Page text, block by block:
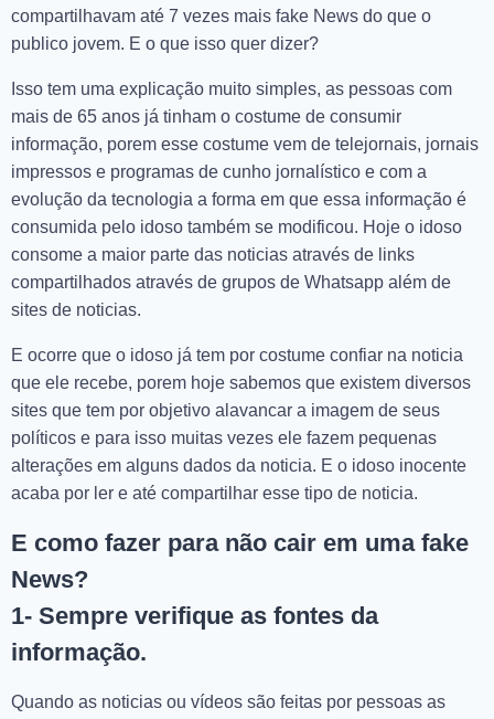
compartilhavam até 7 vezes mais fake News do que o
publico jovem. E o que isso quer dizer?
Isso tem uma explicação muito simples, as pessoas com
mais de 65 anos já tinham o costume de consumir
informação, porem esse costume vem de telejornais, jornais
impressos e programas de cunho jornalístico e com a
evolução da tecnologia a forma em que essa informação é
consumida pelo idoso também se modificou. Hoje o idoso
consome a maior parte das noticias através de links
compartilhados através de grupos de Whatsapp além de
sites de noticias.
E ocorre que o idoso já tem por costume confiar na noticia
que ele recebe, porem hoje sabemos que existem diversos
sites que tem por objetivo alavancar a imagem de seus
políticos e para isso muitas vezes ele fazem pequenas
alterações em alguns dados da noticia. E o idoso inocente
acaba por ler e até compartilhar esse tipo de noticia.
E como fazer para não cair em uma fake
News?
1- Sempre verifique as fontes da
informação.
Quando as noticias ou vídeos são feitas por pessoas as